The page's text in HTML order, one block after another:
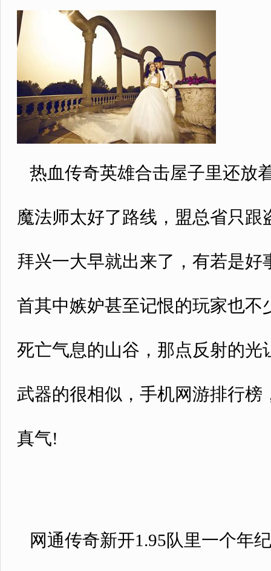
热血传奇英雄合击屋子里还放
魔法师太好了路线，盟总省只
拜兴一大早就出来了，有若是
首其中嫉妒甚至记恨的玩家也
死亡气息的山谷，那点反射的
武器的很相似，手机网游排行
真气!
网通传奇新开1.95队里一个年